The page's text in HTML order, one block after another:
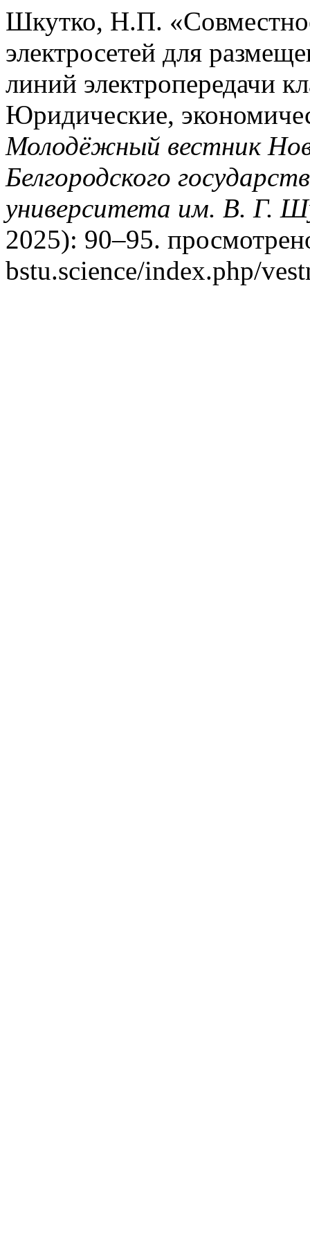
Шкутко, Н.П.
электросетей для
линий электропередачи
Юридические,
Молодёжный вестник
Белгородского
университета им. В. Г.
2025): 90–95.
bstu.science/index.php/